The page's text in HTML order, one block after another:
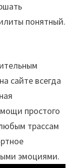
понятный.
сайте всегда
простого
трассам
эмоциями.